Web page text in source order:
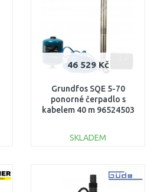
46 529 Kč
Grundfos SQE 5-70
ponorné čerpadlo s
kabelem 40 m 96524503
SKLADEM
Porovnat